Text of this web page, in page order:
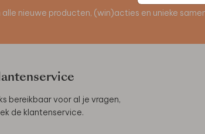
nieuwe producten, (win)acties en unieke
bereikbaar voor al je vragen,
de klantenservice.